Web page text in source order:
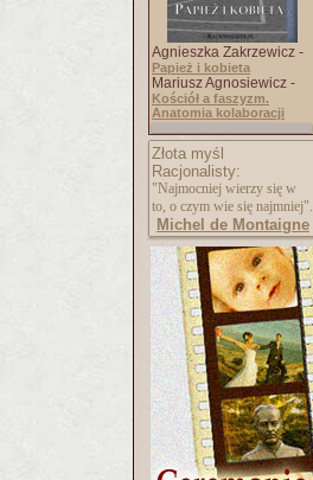
Agnieszka Zakrzewicz -
Papież i kobieta
Mariusz Agnosiewicz -
Kościół a faszyzm.
Anatomia kolaboracji
Złota myśl
Racjonalisty:
"Najmocniej wierzy się w
to, o czym wie się najmniej".
Michel de Montaigne